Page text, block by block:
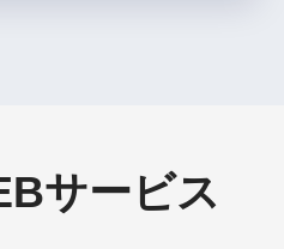
サービス